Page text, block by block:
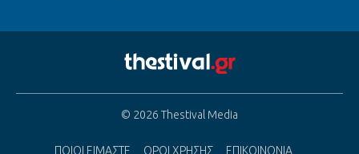
© 2026 Thestival Media
ΠΟΙΟΙ ΕΙΜΑΣΤΕ ΟΡΟΙ ΧΡΗΣΗΣ ΕΠΙΚΟΙΝΩΝΙΑ